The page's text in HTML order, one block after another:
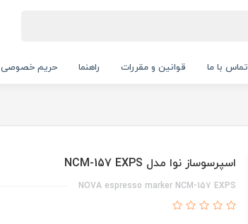
تماس با ما قوانین و مقررات راهنما حریم خصوصی
اسپرسوساز نوا مدل NCM-157 EXPS
NOVA espresso marker NCM-157 EXPS